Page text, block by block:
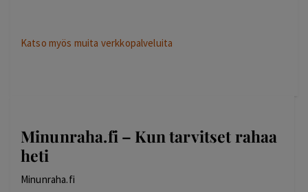
Katso myös muita verkkopalveluita
Minunraha.fi – Kun tarvitset rahaa
heti
Minunraha.fi